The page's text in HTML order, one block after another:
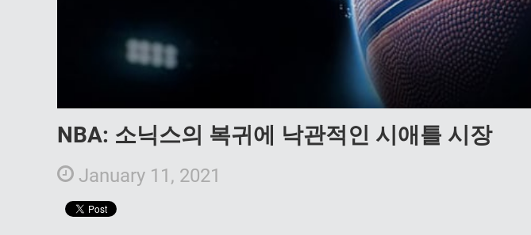
NBA: 소닉스의 복귀에 낙관적인 시애틀 시장
January 11, 2021